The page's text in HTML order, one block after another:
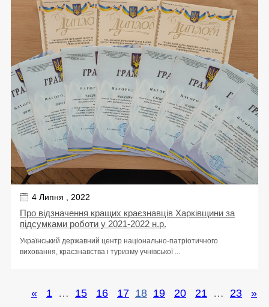
4 Липня , 2022
Про відзначення кращих краєзнавців Харківщини за
підсумками роботи у 2021-2022 н.р.
Український державний центр національно-патріотичного
виховання, краєзнавства і туризму учнівської ...
« 1 … 15 16 17 18 19 20 21 … 23 »